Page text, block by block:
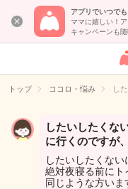
アプリでいつでも
ママに嬉しい！
キャンペーンも随
トップ ココロ・悩み し
したいしたくな
に行くのですが
したいしたくない
絶対夜寝る前にト
同じような方いま